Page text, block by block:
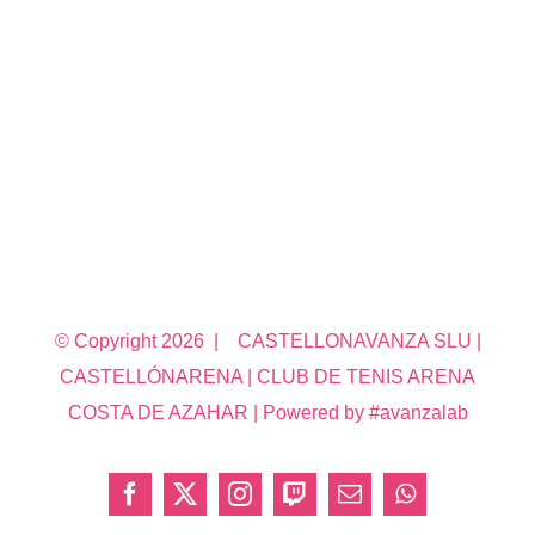
© Copyright 2026 | CASTELLONAVANZA SLU |
CASTELLÓNARENA | CLUB DE TENIS ARENA
COSTA DE AZAHAR | Powered by #avanzalab
Facebook
X InstagramTwitchCorreoWhatsApp